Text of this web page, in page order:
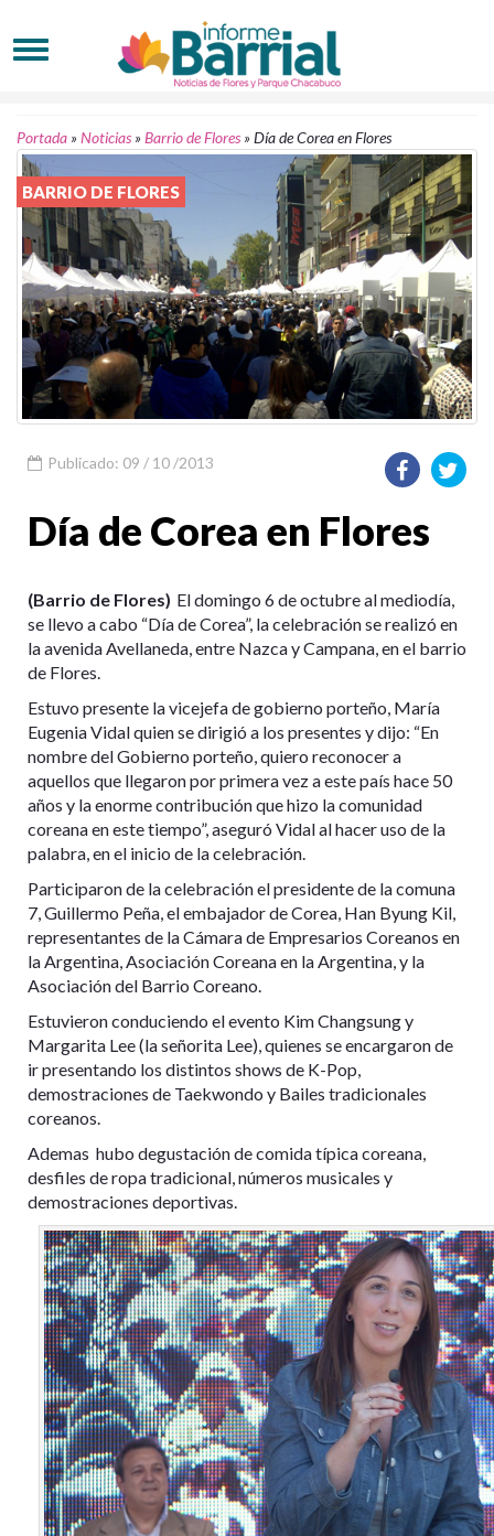
Portada »Noticias »Barrio de Flores »Día de Corea en Flores
BARRIO DE FLORES
Publicado: 09 / 10 /2013
Día de Corea en Flores
(Barrio de Flores) El domingo 6 de octubre al mediodía,
se llevo a cabo “Día de Corea”, la celebración se realizó en
la avenida Avellaneda, entre Nazca y Campana, en el barrio
de Flores.
Estuvo presente la vicejefa de gobierno porteño, María
Eugenia Vidal quien se dirigió a los presentes y dijo: “En
nombre del Gobierno porteño, quiero reconocer a
aquellos que llegaron por primera vez a este país hace 50
años y la enorme contribución que hizo la comunidad
coreana en este tiempo”, aseguró Vidal al hacer uso de la
palabra, en el inicio de la celebración.
Participaron de la celebración el presidente de la comuna
7, Guillermo Peña, el embajador de Corea, Han Byung Kil,
representantes de la Cámara de Empresarios Coreanos en
la Argentina, Asociación Coreana en la Argentina, y la
Asociación del Barrio Coreano.
Estuvieron conduciendo el evento Kim Changsung y
Margarita Lee (la señorita Lee), quienes se encargaron de
ir presentando los distintos shows de K-Pop,
demostraciones de Taekwondo y Bailes tradicionales
coreanos.
Ademas hubo degustación de comida típica coreana,
desfiles de ropa tradicional, números musicales y
demostraciones deportivas.